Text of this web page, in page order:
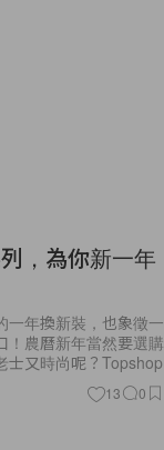
，為你新一年
一年換新裝，也象徵一
！農曆新年當然要選購
士又時尚呢？Topshop
13 0